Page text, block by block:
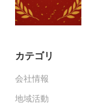
カテゴリ
会社情報
地域活動